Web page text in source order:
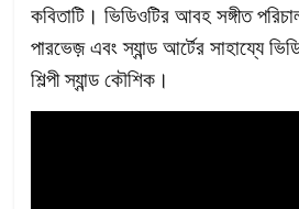
কবিতাটি। ভিডিওটির আবহ সঙ্গীত
পারভেজ় এবং স্যান্ড আর্টের সাহায্যে
শিল্পী স্যান্ড কৌশিক।